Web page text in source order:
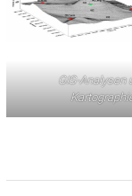
GIS-Analysen